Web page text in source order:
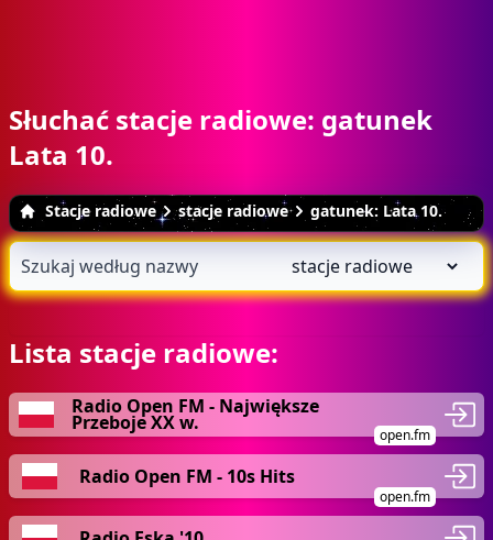
Słuchać stacje radiowe: gatunek
Lata 10.
Stacje radiowe stacje radiowe gatunek: Lata 10.
Lista stacje radiowe:
Radio Open FM - Największe
Przeboje XX w.
open.fm
Radio Open FM - 10s Hits
open.fm